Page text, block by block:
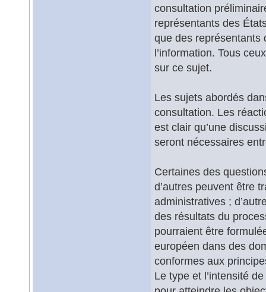
consultation
représentants des
que des représentants
l’information. Tous
sur ce sujet.
Les sujets abordés
consultation. Les
est clair qu’une
seront nécessaires
Certaines des
d’autres peuvent être
administratives ;
des résultats du
pourraient être
européen dans des
conformes aux
Le type et l’intensité